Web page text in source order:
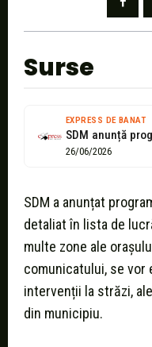
Surse
EXPRESS DE BANAT
26/06/2026
SDM a anunțat
detaliat în lista de
multe zone ale
comunicatului, se vor
intervenții la străzi,
din municipiu.